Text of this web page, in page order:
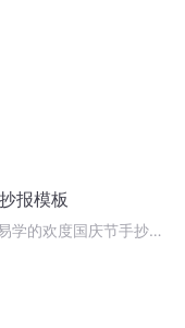
报模板
学的欢度国庆节手抄报